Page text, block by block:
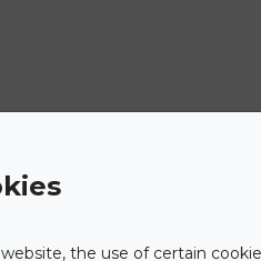
the use of certain